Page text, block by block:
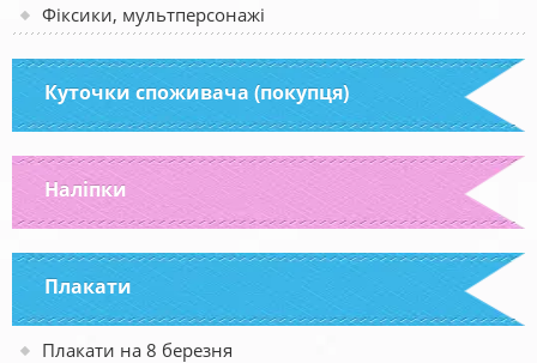
Фіксики, мультперсонажі
Куточки споживача (покупця)
Наліпки
Плакати
Плакати на 8 березня